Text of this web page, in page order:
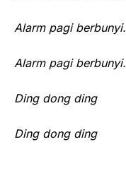
Alarm pagi berbunyi.
Alarm pagi berbunyi.
Ding dong ding
Ding dong ding